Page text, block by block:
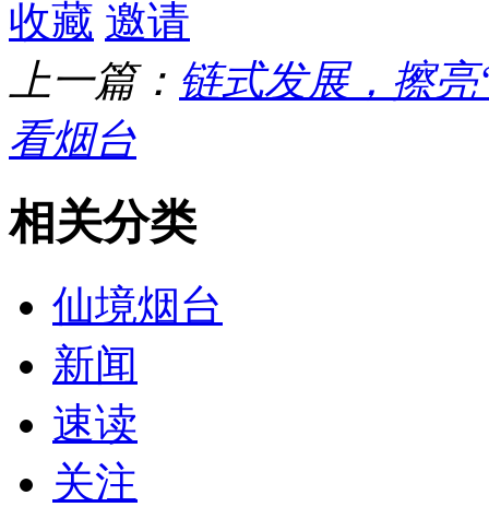
收藏 邀请
上一篇： 链式发展，擦
看烟台
相关分类
仙境烟台
新闻
速读
关注